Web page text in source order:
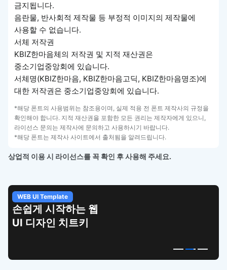
금지됩니다.
음란물, 반사회적 제작물 등 부정적 이미지의 제작물에
사용할 수 없습니다.
서체 저작권
KBIZ한마음체의 저작권 및 지적 재산권은
중소기업중앙회에 있습니다.
서체명(KBIZ한마음, KBIZ한마음고딕, KBIZ한마음명조)에
대한 저작권은 중소기업중앙회에 있습니다.
*해당 폰트의 사용범위는 참조용이며, 실제 적용 전 폰트 제작사의 규정을
확인해야 합니다. 지적 재산권을 포함한 모든 권리는 제작자에게 있으니,
라이선스 문의는 제작사에 문의하고 사용하시기 바랍니다.
*해당 폰트는 제작사 사이트에서 출처됨을 알려드립니다.
상업적 이용 시 라이선스를 꼭 확인 후 사용해 주세요.
WEB UI Template
손쉽게 시작하는 웹
UI 디자인 치트키